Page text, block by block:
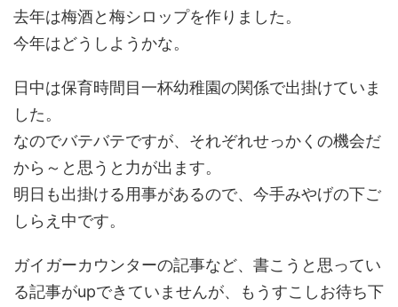
去年は梅酒と梅シロップを作りました。
今年はどうしようかな。
日中は保育時間目一杯幼稚園の関係で出掛けていま
した。
なのでバテバテですが、それぞれせっかくの機会だ
から～と思うと力が出ます。
明日も出掛ける用事があるので、今手みやげの下ご
しらえ中です。
ガイガーカウンターの記事など、書こうと思ってい
る記事がupできていませんが、もうすこしお待ち下